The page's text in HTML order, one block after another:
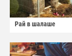
Рай в шалаше